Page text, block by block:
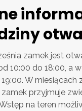
zamek jest
10:00 do 18:00, a
W miesiącach
przyjmuje
na teren